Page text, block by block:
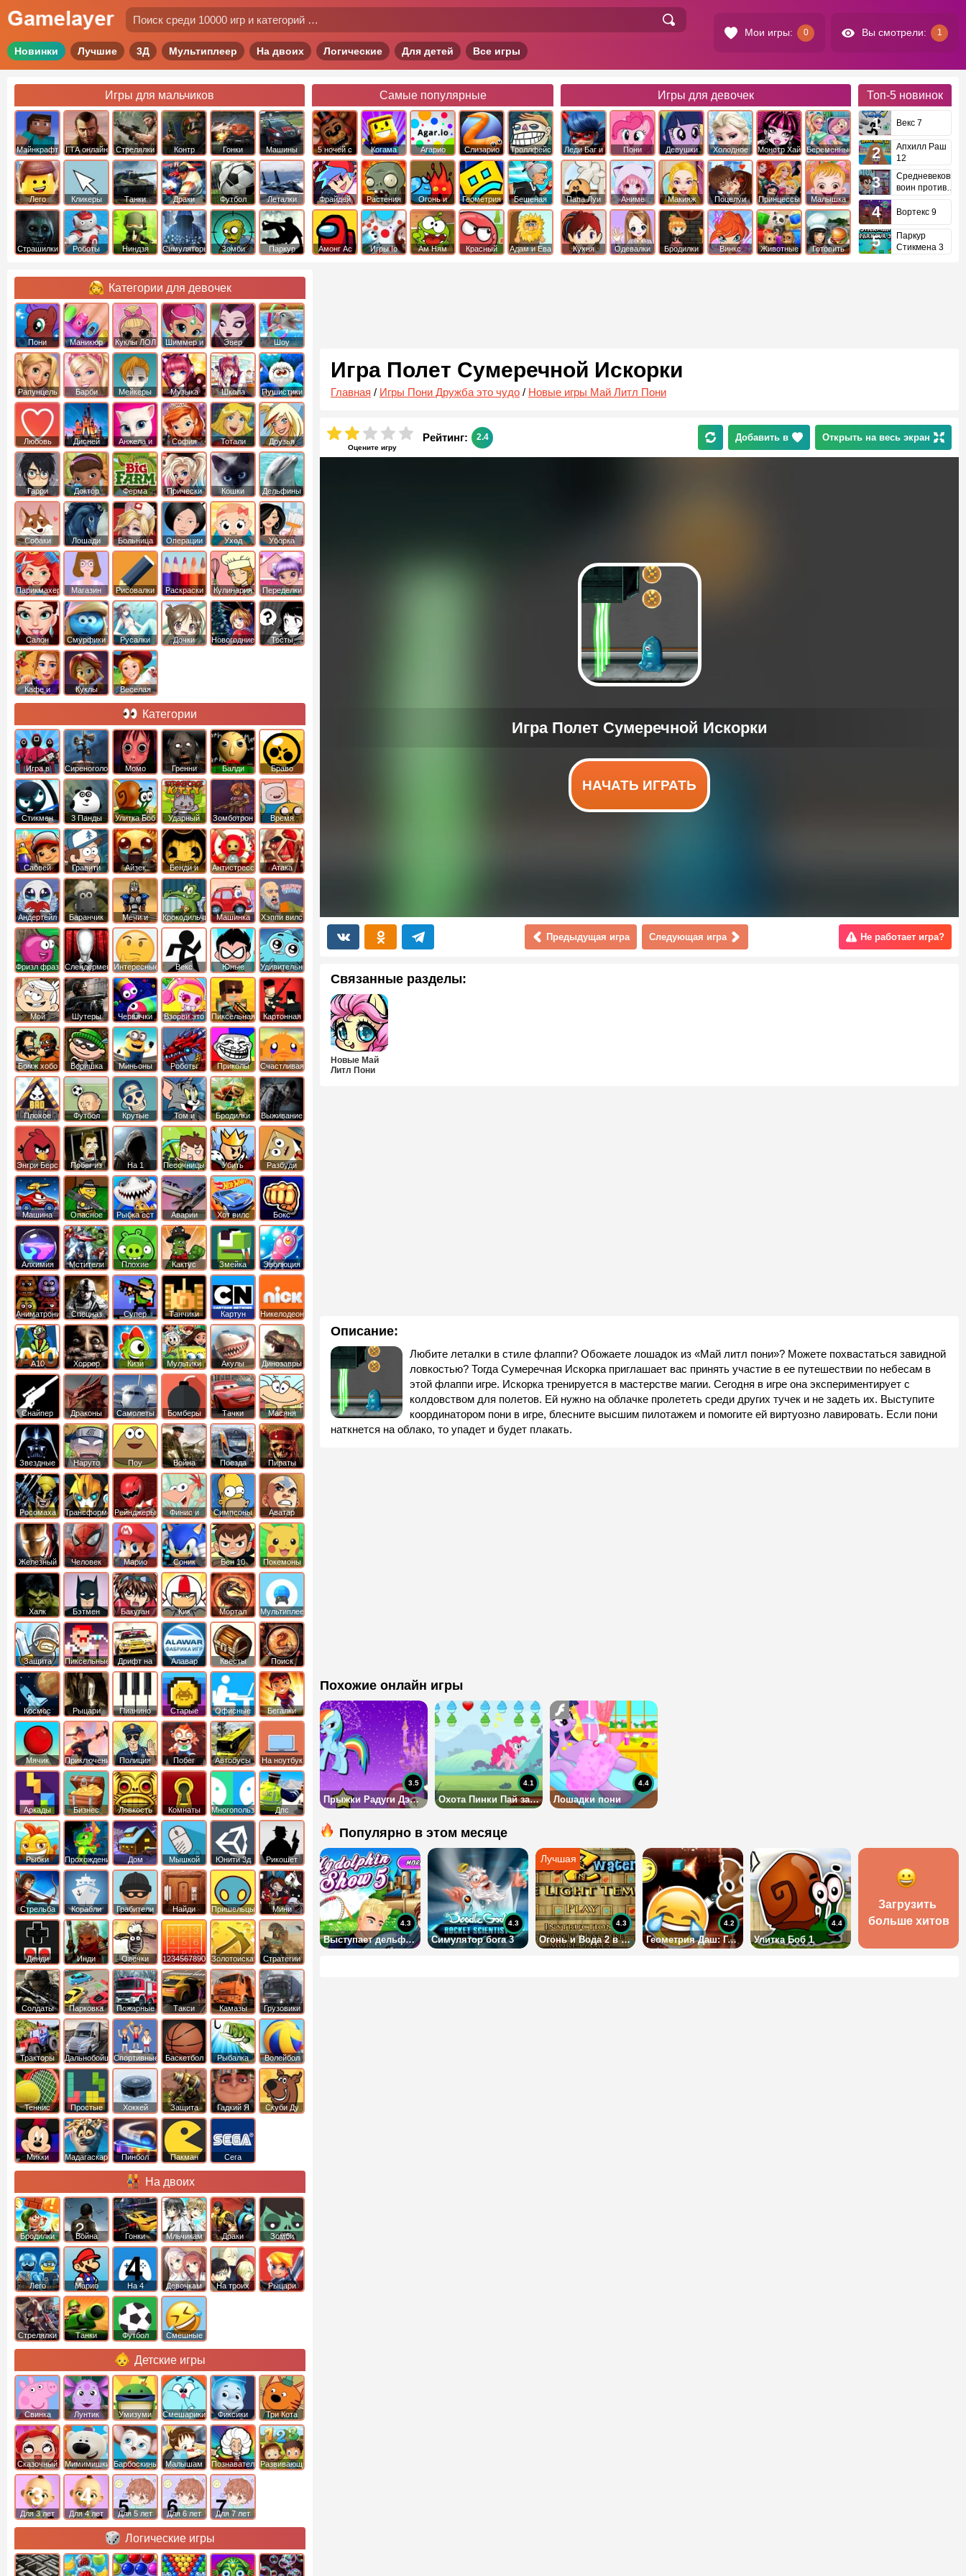
Мои игры: 0 Вы смотрели: 1
Новинки Лучшие 3Д Мультиплеер На двоих Логические Для детей Все игры
Игры для мальчиков
Майнкрафт ГТА онлайн Стрелялки
Контр
Страйк
Гонки Машины
Лего Кликеры Танки Драки Футбол Леталки
Страшилки Роботы Ниндзя Симуляторы Зомби Паркур
Самые популярные
5 ночей с
фредди
Когама Агарио Слизарио
Троллфейс
квест
Фрайдей
Найт
Фанкин
Растения
против
Зомби
Огонь и
Вода
Геометрия
Даш
Бешеная
бабка
сбежала из
психушки
Амонг Ас Игры Io Ам Ням
Красный
Адам и Ева
Игры для девочек
Леди Баг и
Супер Кот
Пони
Дружба это
Девушки
Эквестрии
Холодное
Сердце
Монстр Хай Беременные
Папа Луи Аниме Макияж Поцелуи
Принцессы
Диснея
Малышка
Хейзел
Кухня
Одевалки Бродилки Винкс Животные
Готовить
Топ-5 новинок
Векс 7
Апхилл Раш
12
Средневековый
воин против
Вортекс 9
Паркур
Стикмена 3
Игра Полет Сумеречной Искорки
Главная / Игры Пони Дружба это чудо / Новые игры Май Литл Пони
Оцените игру
Рейтинг: 2.4 Добавить в Открыть на весь экран
НАЧАТЬ ИГРАТЬ
Предыдущая игра Следующая игра Не работает игра?
Связанные разделы:
Новые Май
Литл Пони
Описание:
Любите леталки в стиле флаппи? Обожаете лошадок из «Май литл пони»? Можете похвастаться завидной
ловкостью? Тогда Сумеречная Искорка приглашает вас принять участие в ее путешествии по небесам в
этой флаппи игре. Искорка тренируется в мастерстве магии. Сегодня в игре она экспериментирует с
колдовством для полетов. Ей нужно на облачке пролететь среди других тучек и не задеть их. Выступите
координатором пони в игре, блесните высшим пилотажем и помогите ей виртуозно лавировать. Если пони
наткнется на облако, то упадет и будет плакать.
Похожие онлайн игры
Прыжки Радуги Дэш до небес
3.5
Охота Пинки Пай за пирожными
4.1
Лошадки пони
4.4
Популярно в этом месяце
Выступает дельфин 5
4.3
Симулятор бога 3
4.3
Огонь и Вода 2 в Храме Света
4.3
Геометрия Даш: Город Эмоджи
4.2
Улитка Боб 1
4.4
Загрузить
больше хитов
Категории для девочек
Пони
креатор
Маникюр Куклы ЛОЛ
Шиммер и
Шайн
Эвер
Афтер Хай
Шоу
дельфинов
Рапунцель Барби Мейкеры Музыка Школа Пушистики
Любовь Дисней
Анжела и
том
София
Прекрасная
Тотали
Спайс
Друзья
ангелов
Гарри
Поттер
Доктор
Плюшева
Ферма Прически Кошки Дельфины
Собаки Лошади Больница Операции Уход Уборка
Парикмахер Магазин Рисовалки Раскраски Кулинария Переделки
Салон Смурфики Русалки Дочки Новогодние Тесты
Кафе и
Куклы
Веселая
Категории
Игра в
Кальмара
Сиреноголовый Момо Гренни Балди
Браво
Старс
Стикмен 3 Панды Улитка Боб
Ударный
отряд котят
Зомботрон
Время
Приключений
Сабвей
Серф
Гравити
Фолз
Айзек
Бенди и
Чернильная
машина
Антистресс
Атака
Титанов
Андертейл
Баранчик
Шон
Мечи и
Сандали
Крокодильчик
Свомпи
Машинка
Вилли
Хэппи вилс
Фризл фраз Слендермен Интересные Векс
Юные
титаны
вперед
Удивительный
мир
Гамбола
Мой
шумный
дом
Шутеры Червячки Взорви это
Пиксельная
война
Картонная
башка
Бомж хобо
Воришка
боб
Миньоны
Роботы
динозавры
Приколы
Счастливая
обезьянка
Плохое
мороженое
Футбол
головами
Крутые
Том и
джерри
Бродилки
Приключения
Выживание
Энгри Берс
Побег из
тюрьмы
На 1 Песочницы
Убить
короля
Разбуди
коробку
Машина
ест
машину
Опасное
оружие
Рыбка ест
рыбку
Аварии
машин
Хот вилс Бокс
Алхимия Мстители
Плохие
свинки
Кактус
маккой
Змейка Эволюция
Аниматроники Спецназ
Супер
бойцы
Танчики
Картун
нетворк
Никелодеон
А10 Хоррор Кизи Мультики Акулы Динозавры
Снайпер Драконы Самолеты Бомберы Тачки Масяня
Звездные
войны
Наруто Поу Война Поезда
Пираты
Карибского
Моря
Росомаха ТрансформерыРейнджеры
Самураи
Финис и
Ферб
Симпсоны
Аватар
легенда об
Аанге
Железный
человек
Человек
Паук
Марио Соник Бен 10 Покемоны
Халк Бэтмен Бакуган
Кик
Бутовский
Мортал
комбат
Мультиплеер
Защита
королевства
Пиксельные
Дрифт на
машинах
Алавар Квесты
Поиск
предметов
Космос Рыцари Пианино Старые Офисные Бегалки
Мячик Приключения Полиция Побег Автобусы На ноутбук
Аркады
Бизнес
симуляторы
Ловкость Комнаты Многопользовательские
Дпс
Рыбки Прохождение Дом Мышкой Юнити 3д Рикошет
Cтрельба
из лука
Корабли Грабители
Найди
выход
Пришельцы Мини
Денди Инди
Овечки
идут домой
1234567890 ЗолотоискательСтратегии
Солдаты
Парковка
машин
Пожарные
машины
Такси Камазы Грузовики
Тракторы ДальнобойщикиСпортивные Баскетбол Рыбалка Волейбол
Теннис Простые Хоккей
Защита
башни
Гадкий Я Скуби Ду
Микки
Мадагаскар Пинбол Пакман Сега
На двоих
Бродилки Война Гонки Мльчикам Драки Зомби
Лего Марио На 4 Девочкам На троих Рыцари
Стрелялки Танки Футбол Смешные
Детские игры
Свинка
Пеппа
Лунтик Умизуми Смешарики Фиксики Три Кота
Сказочный
патруль
Мимимишки Барбоскины Малышам ПознавательныеРазвивающие
Для 3 лет Для 4 лет Для 5 лет Для 6 лет Для 7 лет
Логические игры